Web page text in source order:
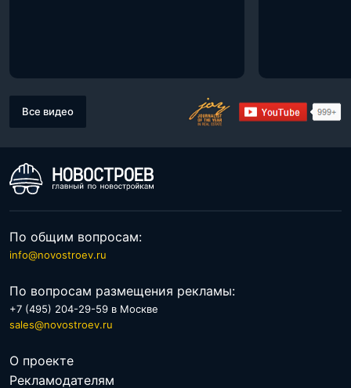
Все видео
По общим вопросам:
info@novostroev.ru
По вопросам размещения рекламы:
+7 (495) 204-29-59 в Москве
sales@novostroev.ru
О проекте
Рекламодателям